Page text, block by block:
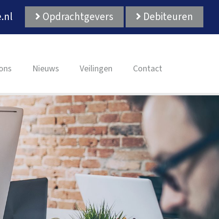
Opdrachtgevers Debiteuren
Nieuws Veilingen Contact